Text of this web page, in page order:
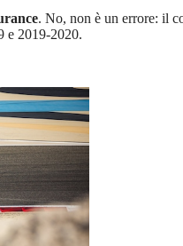
. No, non è un errore: il
e 2019-2020.